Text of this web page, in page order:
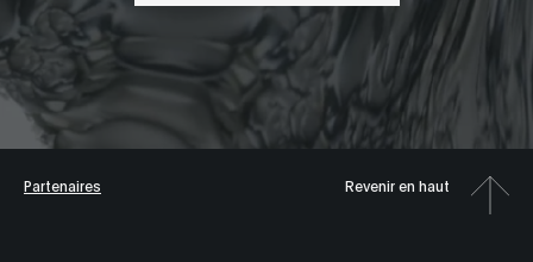
Partenaires Revenir en haut